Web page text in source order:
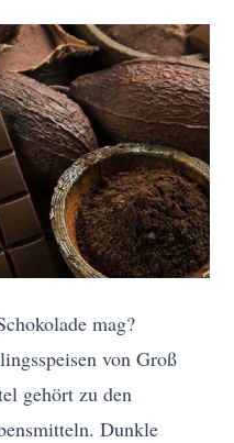
mag?
von Groß
gehört zu den
Dunkle